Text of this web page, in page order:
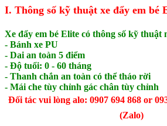
I. Thông số kỹ thuật xe đẩy em bé
Xe đẩy em bé Elite có thông số kỹ thuật
- Bánh xe PU
- Dai an toàn 5 điểm
- Độ tuổi: 0 - 60 tháng
- Thanh chắn an toàn có thể tháo rời
- Mái che tùy chỉnh gác chân tùy chỉnh
Đối tác vui lòng alo: 0907 694 868 or
(Zalo)